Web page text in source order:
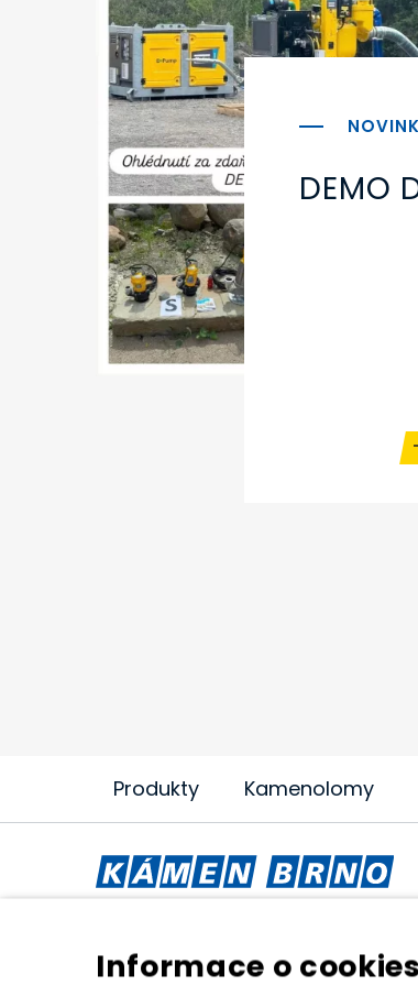
DEMO
Produkty Kamenolomy
Generátory / elektrocentrály
Informace o cookies